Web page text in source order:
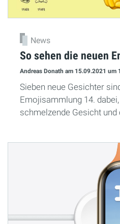
News
So sehen die neuen
Andreas Donath am 15.09.2021 um
Sieben neue Gesichter
Emojisammlung 14.
schmelzende Gesicht und